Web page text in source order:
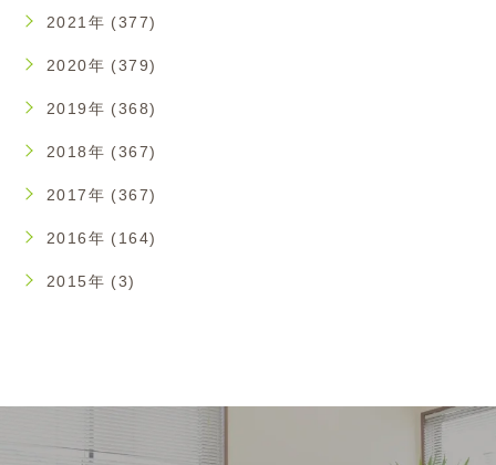
2021年 (377)
2020年 (379)
2019年 (368)
2018年 (367)
2017年 (367)
2016年 (164)
2015年 (3)